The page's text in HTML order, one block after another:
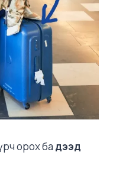
орох ба дээд